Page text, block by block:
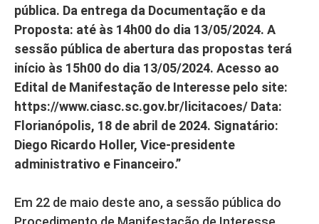
pública. Da entrega da Documentação e da
Proposta: até às 14h00 do dia 13/05/2024. A
sessão pública de abertura das propostas terá
início às 15h00 do dia 13/05/2024. Acesso ao
Edital de Manifestação de Interesse pelo site:
https://www.ciasc.sc.gov.br/licitacoes/ Data:
Florianópolis, 18 de abril de 2024. Signatário:
Diego Ricardo Holler, Vice-presidente
administrativo e Financeiro.”
Em 22 de maio deste ano, a sessão pública do